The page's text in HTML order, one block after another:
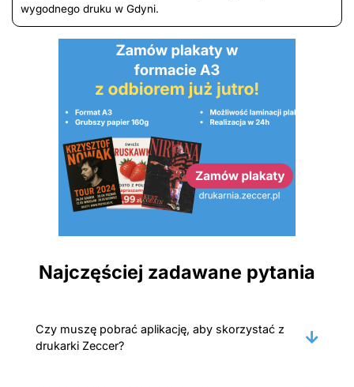
wygodnego druku w Gdyni.
Najczęściej zadawane pytania
Czy muszę pobrać aplikację, aby skorzystać z
drukarki Zeccer?